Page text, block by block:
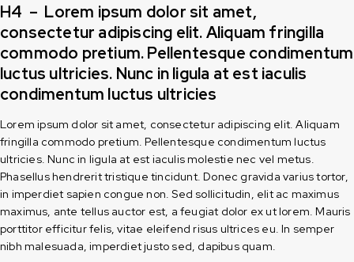
H4 – Lorem ipsum dolor sit amet,
consectetur adipiscing elit. Aliquam fringilla
commodo pretium. Pellentesque condimentum
luctus ultricies. Nunc in ligula at est iaculis
condimentum luctus ultricies
Lorem ipsum dolor sit amet, consectetur adipiscing elit. Aliquam
fringilla commodo pretium. Pellentesque condimentum luctus
ultricies. Nunc in ligula at est iaculis molestie nec vel metus.
Phasellus hendrerit tristique tincidunt. Donec gravida varius tortor,
in imperdiet sapien congue non. Sed sollicitudin, elit ac maximus
maximus, ante tellus auctor est, a feugiat dolor ex ut lorem. Mauris
porttitor efficitur felis, vitae eleifend risus ultrices eu. In semper
nibh malesuada, imperdiet justo sed, dapibus quam.